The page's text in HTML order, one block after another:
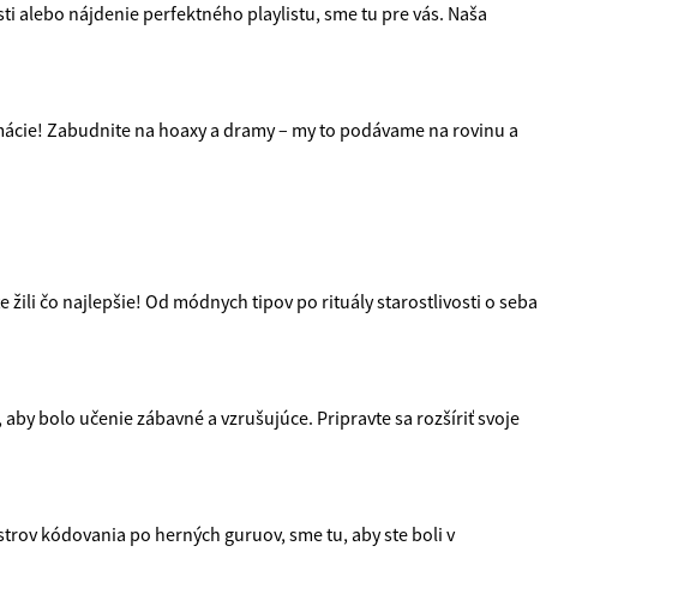
alebo nájdenie perfektného playlistu, sme tu pre vás. Naša
Zabudnite na hoaxy a dramy – my to podávame na rovinu a
žili čo najlepšie! Od módnych tipov po rituály starostlivosti o seba
bolo učenie zábavné a vzrušujúce. Pripravte sa rozšíriť svoje
kódovania po herných guruov, sme tu, aby ste boli v